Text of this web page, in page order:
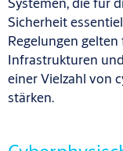
Sicherheit
Regelungen
Infrastrukturen
einer Vielzahl von
stärken.